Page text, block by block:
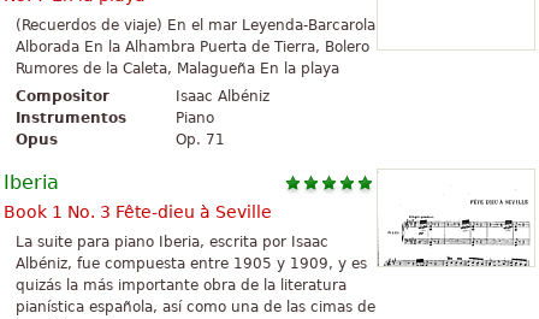
(Recuerdos de viaje) En el mar Leyenda-Barcarola
Alborada En la Alhambra Puerta de Tierra, Bolero
Rumores de la Caleta, Malagueña En la playa
Compositor
Isaac Albéniz
Instrumentos
Piano
Opus
Op. 71
Iberia
Book 1 No. 3 Fête-dieu à Seville
La suite para piano Iberia, escrita por Isaac
Albéniz, fue compuesta entre 1905 y 1909, y es
quizás la más importante obra de la literatura
pianística española, así como una de las cimas de